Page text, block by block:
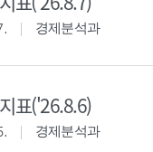
경제분석과
표('26.8.6)
경제분석과